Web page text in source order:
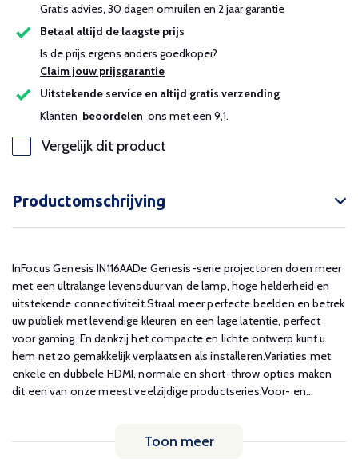
Gratis advies, 30 dagen omruilen en 2 jaar garantie
Betaal altijd de laagste prijs
Is de prijs ergens anders goedkoper?
Claim jouw prijsgarantie
Uitstekende service en altijd gratis verzending
Klanten beoordelen ons met een 9,1.
Vergelijk dit product
Productomschrijving
InFocus Genesis IN116AADe Genesis-serie projectoren doen meer
met een ultralange levensduur van de lamp, hoge helderheid en
uitstekende connectiviteit.Straal meer perfecte beelden en betrek
uw publiek met levendige kleuren en een lage latentie, perfect
voor gaming. En dankzij het compacte en lichte ontwerp kunt u
hem net zo gemakkelijk verplaatsen als installeren.Variaties met
enkele en dubbele HDMI, normale en short-throw opties maken
dit een van onze meest veelzijdige productseries.Voor- en...
Toon meer